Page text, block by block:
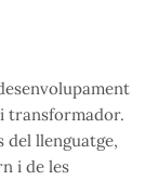
transformador.
del llenguatge,
i de les